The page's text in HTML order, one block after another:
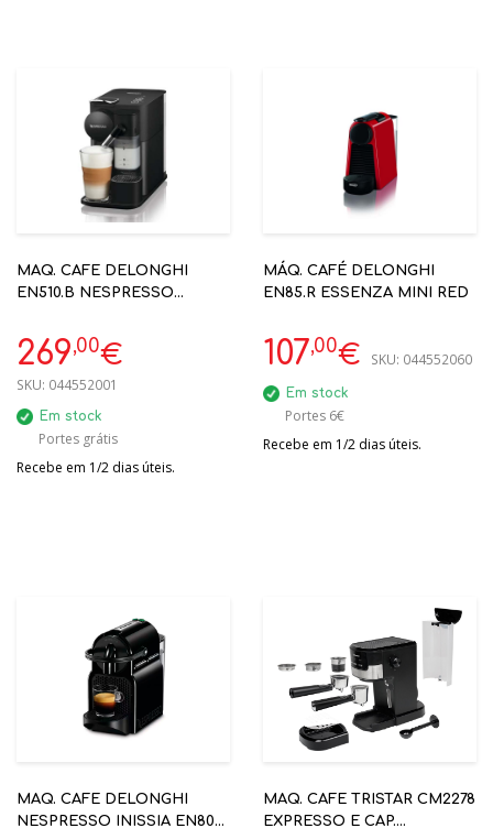
MAQ. CAFE DELONGHI
EN510.B NESPRESSO
269,00€
SKU: 044552001
Em stock
Portes grátis
Recebe em 1/2 dias úteis.
MÁQ. CAFÉ DELONGHI
EN85.R ESSENZA MINI RED
107,00€ SKU: 044552060
Em stock
Portes 6€
Recebe em 1/2 dias úteis.
MAQ. CAFE DELONGHI
NESPRESSO INISSIA EN80B
MAQ. CAFE TRISTAR CM2278
EXPRESSO E CAP.